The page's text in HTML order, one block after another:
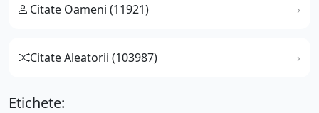
Citate Oameni (11921)
Citate Aleatorii (103987)
Etichete: